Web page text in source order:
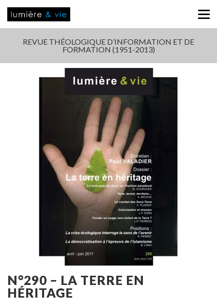
REVUE THÉOLOGIQUE D’INFORMATION ET DE
FORMATION (1951-2013)
N°290 – LA TERRE EN
HÉRITAGE